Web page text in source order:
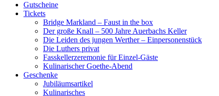
Gutscheine
Tickets
Bridge Markland – Faust in the box
Der große Knall – 500 Jahre Auerbachs Keller
Die Leiden des jungen Werther – Einpersonenstück
Die Luthers privat
Fasskellerzeremonie für Einzel-Gäste
Kulinarischer Goethe-Abend
Geschenke
Jubiläumsartikel
Kulinarisches